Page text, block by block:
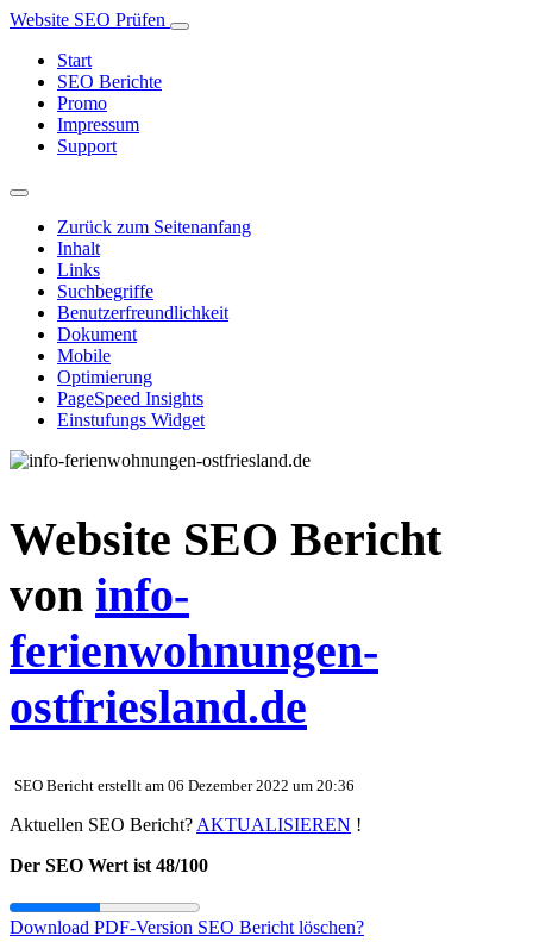
Website SEO Prüfen
Start
SEO Berichte
Promo
Impressum
Support
Zurück zum Seitenanfang
Inhalt
Links
Suchbegriffe
Benutzerfreundlichkeit
Dokument
Mobile
Optimierung
PageSpeed Insights
Einstufungs Widget
Website SEO Bericht
von info-
ferienwohnungen-
ostfriesland.de
SEO Bericht erstellt am 06 Dezember 2022 um 20:36
Aktuellen SEO Bericht? AKTUALISIEREN !
Der SEO Wert ist 48/100
Download PDF-Version SEO Bericht löschen?